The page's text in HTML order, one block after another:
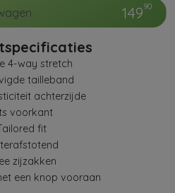
14990
4-way stretch
tailleband
achterzijde
voorkant
fit
zijzakken
een knop vooraan